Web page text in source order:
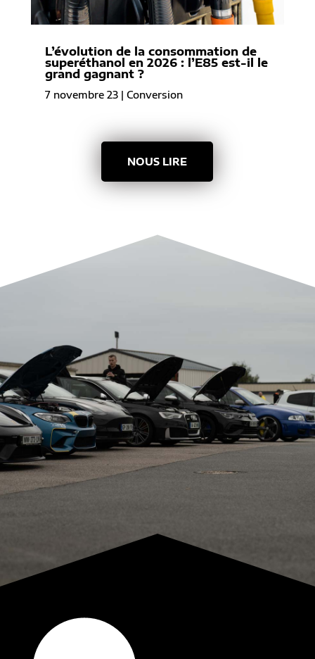
L’évolution de la consommation de
superéthanol en 2026 : l’E85 est-il le
grand gagnant ?
7 novembre 23| Conversion
NOUS LIRE